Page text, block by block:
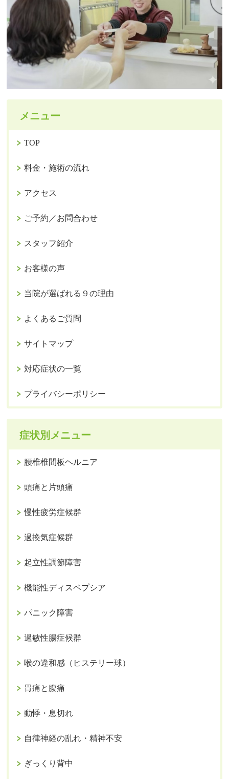
メニュー
TOP
料金・施術の流れ
アクセス
ご予約／お問合わせ
スタッフ紹介
お客様の声
当院が選ばれる９の理由
よくあるご質問
サイトマップ
対応症状の一覧
プライバシーポリシー
症状別メニュー
腰椎椎間板ヘルニア
頭痛と片頭痛
慢性疲労症候群
過換気症候群
起立性調節障害
機能性ディスペプシア
パニック障害
過敏性腸症候群
喉の違和感（ヒステリー球）
胃痛と腹痛
動悸・息切れ
自律神経の乱れ・精神不安
ぎっくり背中